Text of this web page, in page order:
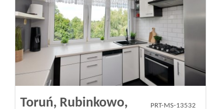
Toruń, Rubinkowo,
PRT-MS-13532